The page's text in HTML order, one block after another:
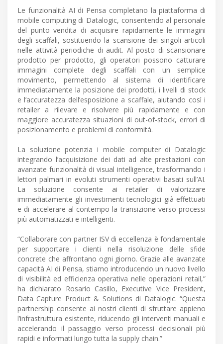
Le funzionalità AI di Pensa completano la piattaforma di
mobile computing di Datalogic, consentendo al personale
del punto vendita di acquisire rapidamente le immagini
degli scaffali, sostituendo la scansione dei singoli articoli
nelle attività periodiche di audit. Al posto di scansionare
prodotto per prodotto, gli operatori possono catturare
immagini complete degli scaffali con un semplice
movimento, permettendo al sistema di identificare
immediatamente la posizione dei prodotti, i livelli di stock
e l’accuratezza dell’esposizione a scaffale, aiutando così i
retailer a rilevare e risolvere più rapidamente e con
maggiore accuratezza situazioni di out-of-stock, errori di
posizionamento e problemi di conformità.
La soluzione potenzia i mobile computer di Datalogic
integrando l’acquisizione dei dati ad alte prestazioni con
avanzate funzionalità di visual intelligence, trasformando i
lettori palmari in evoluti strumenti operativi basati sull’AI.
La soluzione consente ai retailer di valorizzare
immediatamente gli investimenti tecnologici già effettuati
e di accelerare al contempo la transizione verso processi
più automatizzati e intelligenti.
“Collaborare con partner ISV di eccellenza è fondamentale
per supportare i clienti nella risoluzione delle sfide
concrete che affrontano ogni giorno. Grazie alle avanzate
capacità AI di Pensa, stiamo introducendo un nuovo livello
di visibilità ed efficienza operativa nelle operazioni retail,”
ha dichiarato Rosario Casillo, Executive Vice President,
Data Capture Product & Solutions di Datalogic. “Questa
partnership consente ai nostri clienti di sfruttare appieno
l’infrastruttura esistente, riducendo gli interventi manuali e
accelerando il passaggio verso processi decisionali più
rapidi e informati lungo tutta la supply chain.”